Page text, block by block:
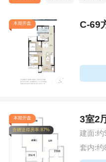
本期开盘 C-69
本期开盘
含赠送得房率:87%
3室2
建面:约
套内:约